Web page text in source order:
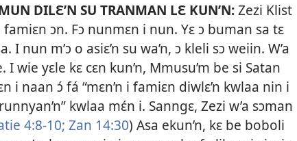
DILƐ’N SU TRANMAN LƐ KUN’N:Zezi Klist
ɔn. Fɔ nunmɛn i nun. Yɛ ɔ buman sa tɛ
I nun m’ɔ o asiɛ’n su wa’n, ɔ kleli sɔ weiin. W’a
wie yɛle kɛ cɛn kun’n, Mmusu’m be si Satan
i naan ɔ́ fá “mɛn’n i famiɛn diwlɛ’n kwlaa nin i
kwlaa mɛ́n i. Sanngɛ, Zezi w’a sɔman
4:8-10; Zan 14:30) Asa ekun’n, kɛ be boboli